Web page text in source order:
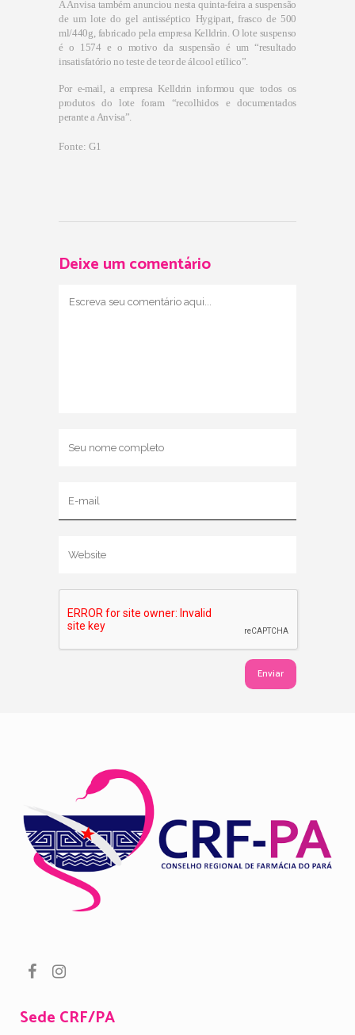
A Anvisa também anunciou nesta quinta-feira a suspensão
de um lote do gel antisséptico Hygipart, frasco de 500
ml/440g, fabricado pela empresa Kelldrin. O lote suspenso
é o 1574 e o motivo da suspensão é um “resultado
insatisfatório no teste de teor de álcool etílico”.
Por e-mail, a empresa Kelldrin informou que todos os
produtos do lote foram “recolhidos e documentados
perante a Anvisa”.
Fonte: G1
Deixe um comentário
Sede CRF/PA